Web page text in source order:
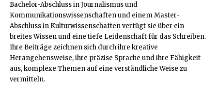
Bachelor-Abschluss in Journalismus und
Kommunikationswissenschaften und einem Master-
Abschluss in Kulturwissenschaften verfügt sie über ein
breites Wissen und eine tiefe Leidenschaft für das Schreiben.
Ihre Beiträge zeichnen sich durch ihre kreative
Herangehensweise, ihre präzise Sprache und ihre Fähigkeit
aus, komplexe Themen auf eine verständliche Weise zu
vermitteln.